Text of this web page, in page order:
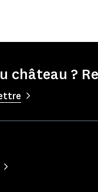
château ?